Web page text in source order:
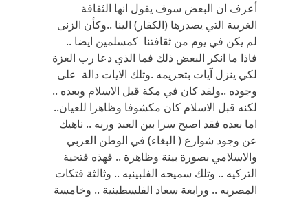
أعرف ان البعض سوف يقول انها الثقافة
الغربية التي يصدرها (الكفار) الينا ..وكأن الزنى
لم يكن في يوم من ثقافتنا كمسلمين ايضا ..
فاذا ما انكر البعض ذلك فما الذي دعا رب العزة
لكي ينزل آيات بتحريمه .وتلك الايات دالة على
وجوده ..ولقد كان في مكة قبل الاسلام وبعده ..
لكنه قبل الاسلام كان مكشوفا وظاهرا للعيان..
اما بعده فقد اصبح سرا بين العبد وربه .. ناهيك
عن وجود شوارع ( البغاء) في الوطن العربي
والاسلامي بصورة بينة وظاهرة .. فهذه فتحية
التركيه .. وتلك سميحه الفلبينيه .. وثالثة فتكات
المصريه .. ورابعة سعاد الفلسطينية .. وخامسة